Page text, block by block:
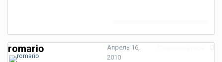
romario
Апрель 16,
2010